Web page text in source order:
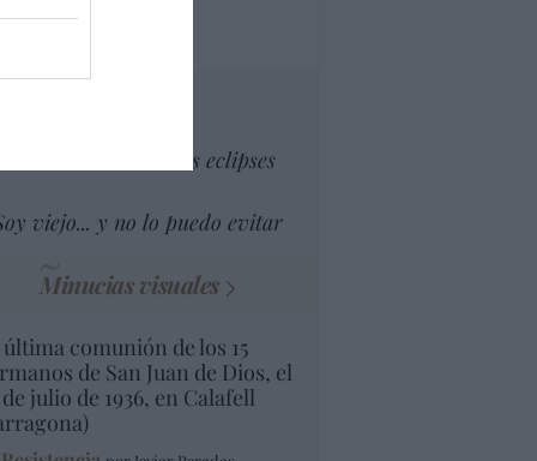
Aguirre
Dios es el señor de los eclipses
viejo... y no lo puedo evitar
Minucias visuales
comunión de los 15
de San Juan de Dios, el
de julio de 1936, en Calafell